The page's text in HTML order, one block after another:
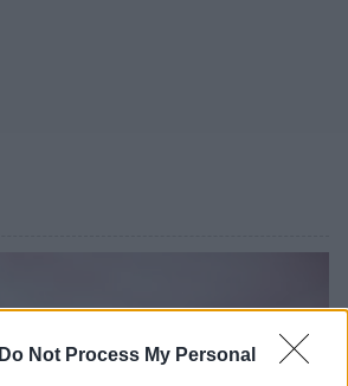
Do Not Process My Personal